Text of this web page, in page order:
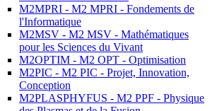
M2MPRI - M2 MPRI - Fondements de
l'Informatique
M2MSV - M2 MSV - Mathématiques
pour les Sciences du Vivant
M2OPTIM - M2 OPT - Optimisation
M2PIC - M2 PIC - Projet, Innovation,
Conception
M2PLASPHYFUS - M2 PPF - Physique